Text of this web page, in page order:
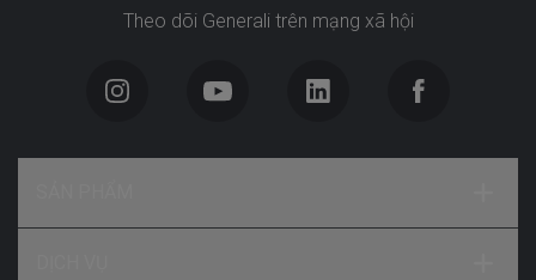
Theo dõi Generali trên mạng xã hội